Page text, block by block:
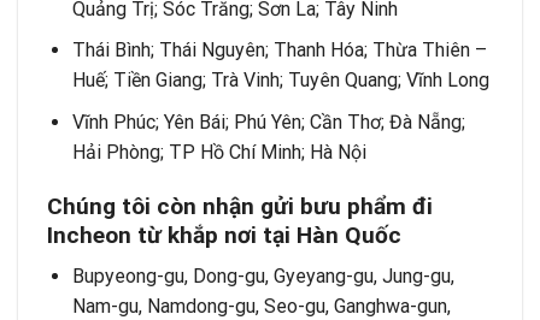
Quảng Trị; Sóc Trăng; Sơn La; Tây Ninh
Thái Bình; Thái Nguyên; Thanh Hóa; Thừa Thiên –
Huế; Tiền Giang; Trà Vinh; Tuyên Quang; Vĩnh Long
Vĩnh Phúc; Yên Bái; Phú Yên; Cần Thơ; Đà Nẵng;
Hải Phòng; TP Hồ Chí Minh; Hà Nội
Chúng tôi còn nhận gửi bưu phẩm đi
Incheon từ khắp nơi tại Hàn Quốc
Bupyeong-gu, Dong-gu, Gyeyang-gu, Jung-gu,
Nam-gu, Namdong-gu, Seo-gu, Ganghwa-gun,